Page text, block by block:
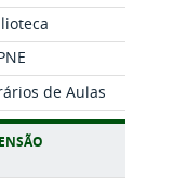
de Aulas